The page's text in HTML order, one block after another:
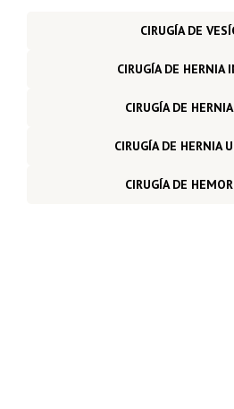
CIRUGÍA DE
CIRUGÍA DE HERNIA
CIRUGÍA DE
CIRUGÍA DE HERNIA
CIRUGÍA DE